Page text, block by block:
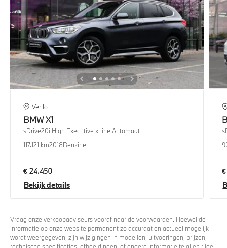
Venlo
BMWX1
sDrive20i High Executive xLine Automaat
117.121 km2018Benzine
€ 24.450
Bekijk details
Vraag onze verkoopadviseurs vooraf naar de voorwaarden. Hoewel de
informatie op onze website permanent zo accuraat en actueel mogelijk
wordt weergegeven, zijn wijzigingen in modellen, uitvoeringen, prijzen,
technische specificaties, afbeeldingen, of andere informatie te allen tijde